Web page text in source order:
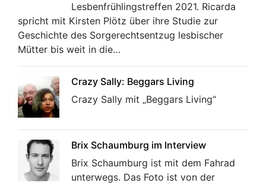
Lesbenfrühlingstreffen 2021. Ricarda
spricht mit Kirsten Plötz über ihre Studie zur
Geschichte des Sorgerechtsentzug lesbischer
Mütter bis weit in die…
Crazy Sally: Beggars Living
Crazy Sally mit „Beggars Living“
Brix Schaumburg im Interview
Brix Schaumburg ist mit dem Fahrad
unterwegs. Das Foto ist von der